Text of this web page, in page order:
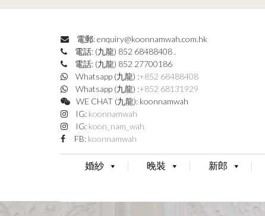
電郵: enquiry@koonnamwah.com.hk
電話: (九龍) 852 68488408 .
電話: (九龍) 852 27700186
Whatsapp (九龍) :+852 68488408
Whatsapp (九龍) :+852 68131929
WE CHAT (九龍): koonnamwah
IG: koonnamwah
IG: koon_nam_wah
FB: koonnamwah
婚紗 晚裝 新郎